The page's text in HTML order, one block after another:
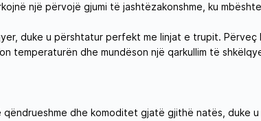
një përvojë gjumi të jashtëzakonshme, ku
duke u përshtatur perfekt me linjat e trupit.
temperaturën dhe mundëson një qarkullim të
qëndrueshme dhe komoditet gjatë gjithë natës, duke